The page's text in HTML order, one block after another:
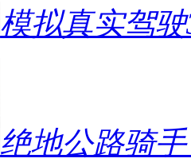
模拟真实驾
绝地公路骑手